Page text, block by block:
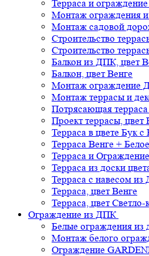
Терраса и
Монтаж ограждения и
Монтаж садовой
Строительство
Строительство
Балкон из ДПК, цвет
Балкон, цвет Венге
Монтаж ограждение
Монтаж террасы и
Потрясающая
Проект террасы, цвет
Терраса в цвете Бук
Терраса Венге +
Терраса и
Терраса из доски
Терраса с навесом из
Терраса, цвет Венге
Терраса, цвет
Ограждение из ДПК
Белые ограждения из
Монтаж белого
Ограждение